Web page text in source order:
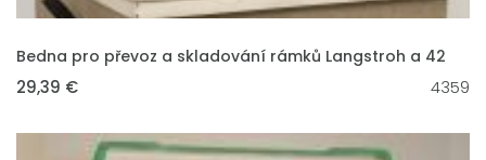
VLOŽIT DO KOŠÍKU
Bedna pro převoz a skladování rámků Langstroh a 42
29,39 € 4359